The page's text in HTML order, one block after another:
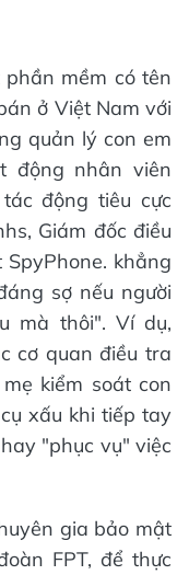
mềm có tên
ở Việt Nam với
quản lý con em
động nhân viên
động tiêu cực
Giám đốc điều
khẳng
sợ nếu người
mà thôi". Ví dụ,
cơ quan điều tra
kiểm soát con
xấu khi tiếp tay
"phục vụ" việc
gia bảo mật
FPT, để thực